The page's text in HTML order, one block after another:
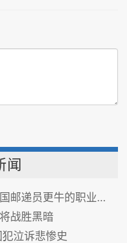
闻
递员更牛的职业了....
战胜黑暗
泣诉悲惨史